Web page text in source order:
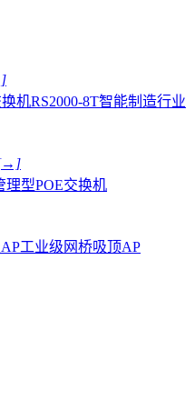
机RS2000-8T智能制造行业
理型POE交换机
工业级网桥吸顶AP